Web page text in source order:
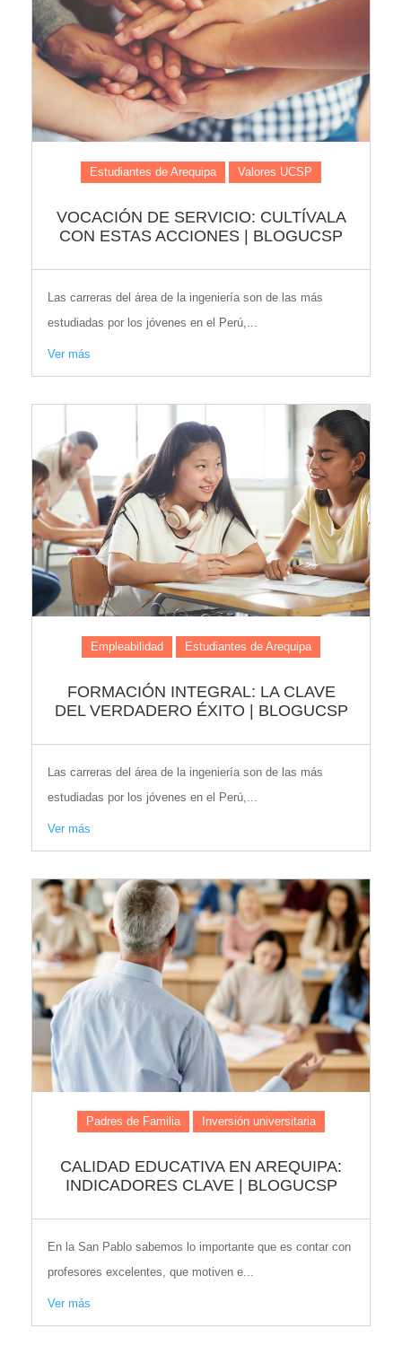
Estudiantes de Arequipa Valores UCSP
VOCACIÓN DE SERVICIO: CULTÍVALA
CON ESTAS ACCIONES | BLOGUCSP
Las carreras del área de la ingeniería son de las más
estudiadas por los jóvenes en el Perú,...
Ver más
Empleabilidad Estudiantes de Arequipa
FORMACIÓN INTEGRAL: LA CLAVE
DEL VERDADERO ÉXITO | BLOGUCSP
Las carreras del área de la ingeniería son de las más
estudiadas por los jóvenes en el Perú,...
Ver más
Padres de Familia Inversión universitaria
CALIDAD EDUCATIVA EN AREQUIPA:
INDICADORES CLAVE | BLOGUCSP
En la San Pablo sabemos lo importante que es contar con
profesores excelentes, que motiven e...
Ver más